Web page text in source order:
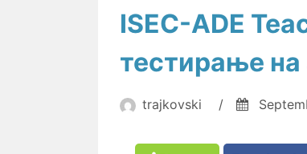
ISEC-ADE
тестирање на
trajkovski /